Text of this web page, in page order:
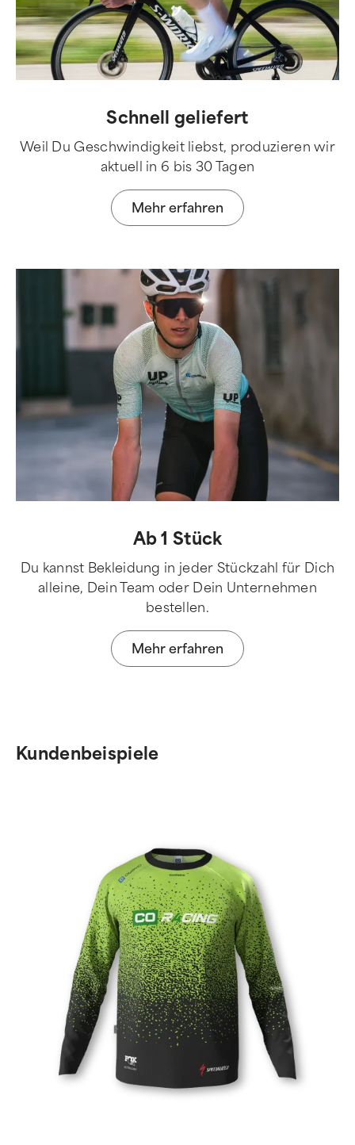
Schnell geliefert
Weil Du Geschwindigkeit liebst, produzieren wir
aktuell in 6 bis 30 Tagen
Mehr erfahren
Ab 1 Stück
Du kannst Bekleidung in jeder Stückzahl für Dich
alleine, Dein Team oder Dein Unternehmen
bestellen.
Mehr erfahren
Kundenbeispiele